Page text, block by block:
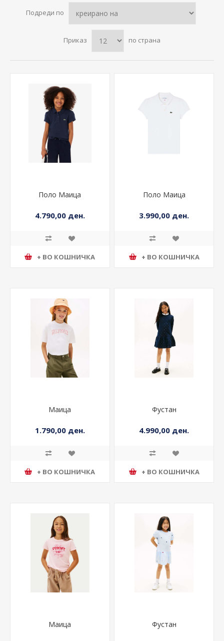
Подреди по
Приказ по страна
Поло Маица
4.790,00 ден.
+ ВО КОШНИЧКА
Поло Маица
3.990,00 ден.
+ ВО КОШНИЧКА
Маица
1.790,00 ден.
+ ВО КОШНИЧКА
Фустан
4.990,00 ден.
+ ВО КОШНИЧКА
Маица Фустан